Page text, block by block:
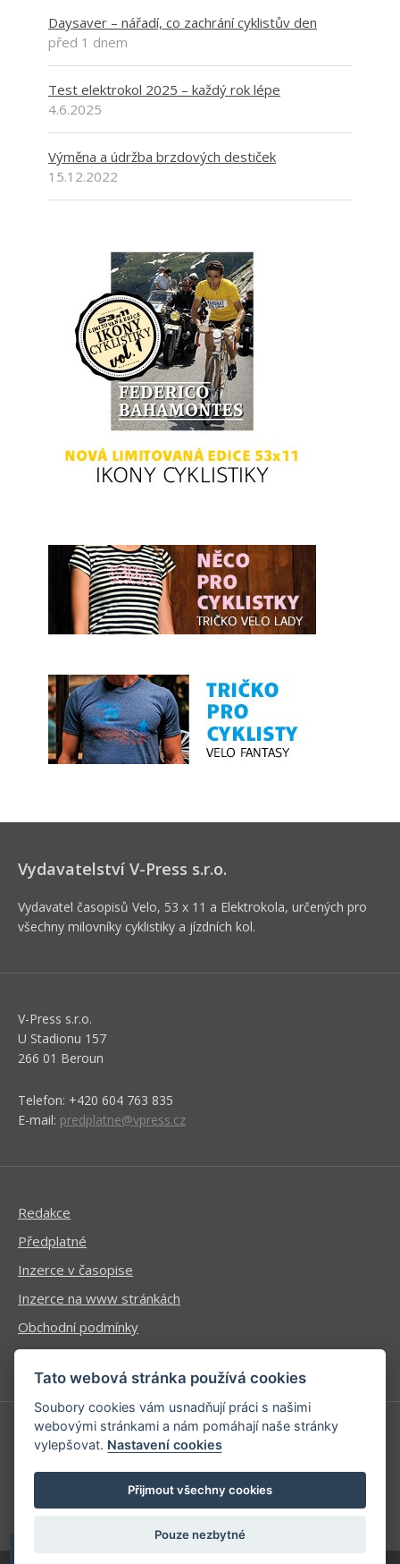
Daysaver – nářadí, co zachrání cyklistův den
před 1 dnem
Test elektrokol 2025 – každý rok lépe
4.6.2025
Výměna a údržba brzdových destiček
15.12.2022
Vydavatelství V-Press s.r.o.
Vydavatel časopisů Velo, 53 x 11 a Elektrokola, určených pro
všechny milovníky cyklistiky a jízdních kol.
V-Press s.r.o.
U Stadionu 157
266 01 Beroun
Telefon: +420 604 763 835
E-mail: predplatne@vpress.cz
Redakce
Předplatné
Inzerce v časopise
Inzerce na www stránkách
Obchodní podmínky
Ochrana osobních údajů
Příhlášení | Registrace
Kontaktní informace
Mapa stránek
Tato webová stránka používá cookies
Soubory cookies vám usnadňují práci s našimi
webovými stránkami a nám pomáhají naše stránky
vylepšovat. Nastavení cookies
Přijmout všechny cookies
Pouze nezbytné